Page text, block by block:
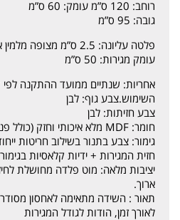
רוחב: 120 ס”מ עומק: 60 ס”מ
גובה: 95 ס”מ
פלטה עליונה: 2.5 ס”מ מצופה מלמין אלון
עומק מגירות: 50 ס”מ
אחריות: שנתיים ממועד ההתקנה לפי
השימוש.צבע גוף: לבן
צבע חזיתות: לבן
חומר: MDF מלא איכותי וחזק (כולל פנים המגירות)
גימור: צבע בתנור בשילוב חריטות
חזית המגירות + ידיות קלאסיות
יציבות מלאה: מוט פלדה מחושלת
ארוך.
תאור : השידה מתאימה לאחסון
לאורך זמן, הודות לגודל המגירות